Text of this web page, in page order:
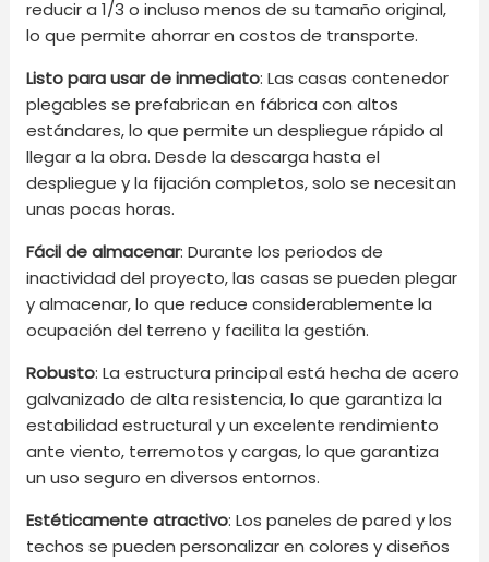
reducir a 1/3 o incluso menos de su tamaño original,
lo que permite ahorrar en costos de transporte.
Listo para usar de inmediato: Las casas contenedor
plegables se prefabrican en fábrica con altos
estándares, lo que permite un despliegue rápido al
llegar a la obra. Desde la descarga hasta el
despliegue y la fijación completos, solo se necesitan
unas pocas horas.
Fácil de almacenar: Durante los periodos de
inactividad del proyecto, las casas se pueden plegar
y almacenar, lo que reduce considerablemente la
ocupación del terreno y facilita la gestión.
Robusto: La estructura principal está hecha de acero
galvanizado de alta resistencia, lo que garantiza la
estabilidad estructural y un excelente rendimiento
ante viento, terremotos y cargas, lo que garantiza
un uso seguro en diversos entornos.
Estéticamente atractivo: Los paneles de pared y los
techos se pueden personalizar en colores y diseños